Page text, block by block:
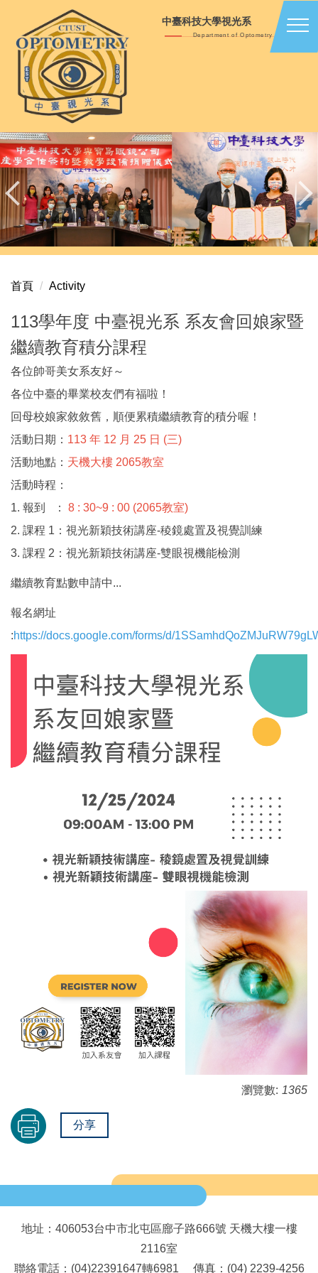
主
中臺科技大學視光系
Department of Optometry
首頁 Activity
113學年度 中臺視光系 系友會回娘家暨
繼續教育積分課程
各位帥哥美女系友好～
各位中臺的畢業校友們有福啦！
回母校娘家敘敘舊，順便累積繼續教育的積分喔！
活動日期： 113 年 12 月 25 日 (三)
活動地點： 天機大樓 2065教室
活動時程：
1. 報到 ：
8 : 30~9 : 00 (2065教室)
2. 課程 1：視光新穎技術講座-稜鏡處置及視覺訓練
3. 課程 2：視光新穎技術講座-雙眼視機能檢測
繼續教育點數申請中...
報名網址
:https://docs.google.com/forms/d/
瀏覽數: 1365
分享
地址：406053台中市北屯區廍子路666號 天機大樓一樓
2116室
聯絡電話：(04)22391647轉6981 傳真：(04) 2239-4256